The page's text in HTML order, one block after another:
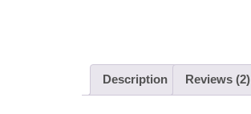
Description Reviews (2)